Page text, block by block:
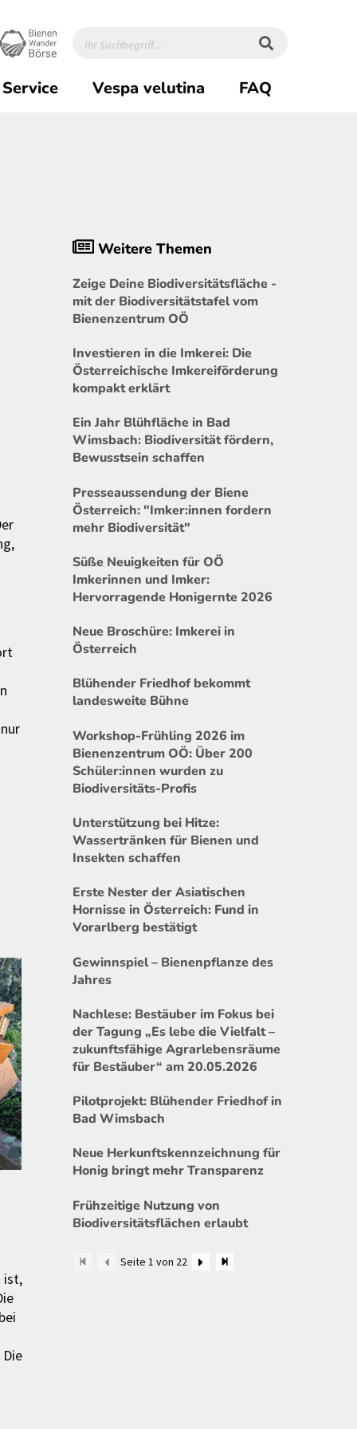
Service Vespa velutina FAQ
ist,
Weitere Themen
Zeige Deine Biodiversitätsfläche -
mit der Biodiversitätstafel vom
Bienenzentrum OÖ
Investieren in die Imkerei: Die
Österreichische Imkereiförderung
kompakt erklärt
Ein Jahr Blühfläche in Bad
Wimsbach: Biodiversität fördern,
Bewusstsein schaffen
Presseaussendung der Biene
Österreich: "Imker:innen fordern
mehr Biodiversität"
Süße Neuigkeiten für OÖ
Imkerinnen und Imker:
Hervorragende Honigernte 2026
Neue Broschüre: Imkerei in
Österreich
Blühender Friedhof bekommt
landesweite Bühne
Workshop-Frühling 2026 im
Bienenzentrum OÖ: Über 200
Schüler:innen wurden zu
Biodiversitäts-Profis
Unterstützung bei Hitze:
Wassertränken für Bienen und
Insekten schaffen
Erste Nester der Asiatischen
Hornisse in Österreich: Fund in
Vorarlberg bestätigt
Gewinnspiel – Bienenpflanze des
Jahres
Nachlese: Bestäuber im Fokus bei
der Tagung „Es lebe die Vielfalt –
zukunftsfähige Agrarlebensräume
für Bestäuber“ am 20.05.2026
Pilotprojekt: Blühender Friedhof in
Bad Wimsbach
Neue Herkunftskennzeichnung für
Honig bringt mehr Transparenz
Frühzeitige Nutzung von
Biodiversitätsflächen erlaubt
Seite 1 von 22